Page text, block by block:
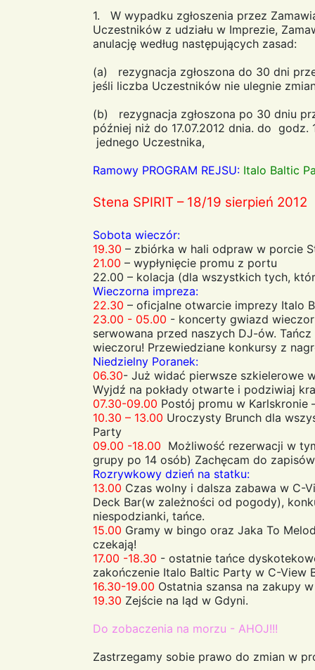
1. W wypadku zgłoszenia przez
Uczestników z udziału w Imprezie,
anulację według następujących zasad:
(a) rezygnacja zgłoszona do 30 dni
jeśli liczba Uczestników nie ulegnie
(b) rezygnacja zgłoszona po 30 dniu
później niż do 17.07.2012 dnia. do
jednego Uczestnika,
Ramowy PROGRAM REJSU: Italo Baltic
Stena SPIRIT – 18/19 sierpień 2012
Sobota wieczór:
19.30 – zbiórka w hali odpraw w porcie
21.00 – wypłynięcie promu z portu
22.00 – kolacja (dla wszystkich tych,
Wieczorna impreza:
22.30 – oficjalne otwarcie imprezy Italo
23.00 - 05.00 - koncerty gwiazd
serwowana przed naszych DJ-ów.
wieczoru! Przewiedziane konkursy z
Niedzielny Poranek:
06.30- Już widać pierwsze szkielerowe
Wyjdź na pokłady otwarte i podziwiaj
07.30-09.00 Postój promu w Karlskronie
10.30 – 13.00 Uroczysty Brunch dla
Party
09.00 -18.00 Możliwość rezerwacji w
grupy po 14 osób) Zachęcam do
Rozrywkowy dzień na statku:
13.00 Czas wolny i dalsza zabawa w C-
Deck Bar(w zależności od pogody),
niespodzianki, tańce.
15.00 Gramy w bingo oraz Jaka To
czekają!
17.00 -18.30 - ostatnie tańce
zakończenie Italo Baltic Party w C-View
16.30-19.00 Ostatnia szansa na zakupy
19.30 Zejście na ląd w Gdyni.
Do zobaczenia na morzu - AHOJ!!!
Zastrzegamy sobie prawo do zmian w